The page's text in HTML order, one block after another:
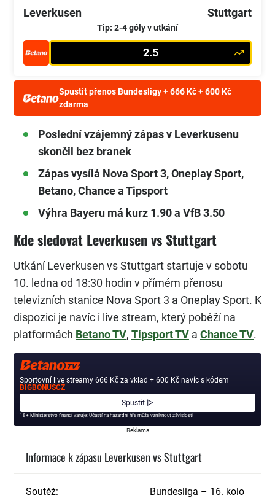
Leverkusen
Tip: 2-4 góly v utkání
Stuttgart
2.5
Spustit přenos Bundesligy + 666 Kč + 600 Kč
zdarma
Poslední vzájemný zápas v Leverkusenu
skončil bez branek
Zápas vysílá Nova Sport 3, Oneplay Sport,
Betano, Chance a Tipsport
Výhra Bayeru má kurz 1.90 a VfB 3.50
Kde sledovat Leverkusen vs Stuttgart
Utkání Leverkusen vs Stuttgart startuje v sobotu
10. ledna od 18:30 hodin v přímém přenosu
televizních stanice Nova Sport 3 a Oneplay Sport. K
dispozici je navíc i live stream, který poběží na
platformách Betano TV, Tipsport TV a Chance TV.
Sportovní live streamy 666 Kč za vklad + 600 Kč navíc s kódem
BIGBONUSCZ
Spustit ▷
18+ Ministerstvo financí varuje: Účastí na hazardní hře může vzniknout závislost!
Reklama
Informace k zápasu Leverkusen vs Stuttgart
Soutěž: Bundesliga – 16. kolo